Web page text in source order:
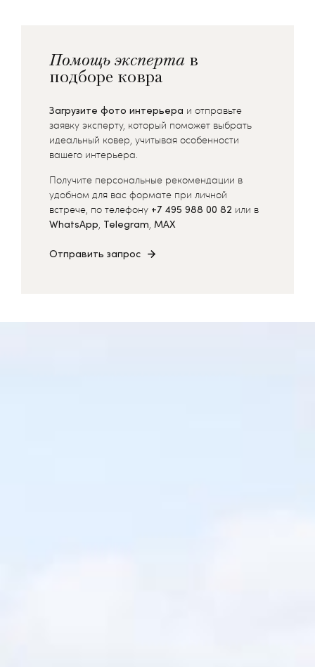
Помощь эксперта в
подборе ковра
Загрузите фото интерьера и отправьте
заявку эксперту, который поможет выбрать
идеальный ковер, учитывая особенности
вашего интерьера.
Получите персональные рекомендации в
удобном для вас формате при личной
встрече, по телефону +7 495 988 00 82 или в
WhatsApp, Telegram, MAX
Отправить запрос